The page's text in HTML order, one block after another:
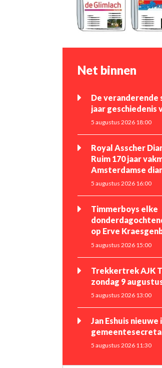
Net binnen
De veranderende
jaar geschiedenis
5 augustus 2026 18:00
Royal Asscher
Ruim 170 jaar
Amsterdamse
5 augustus 2026 16:00
Timmerboys elke
op Erve
5 augustus 2026 15:00
Trekkertrek AJK
zondag 9
5 augustus 2026 13:00
Jan Eshuis
5 augustus 2026 11:30